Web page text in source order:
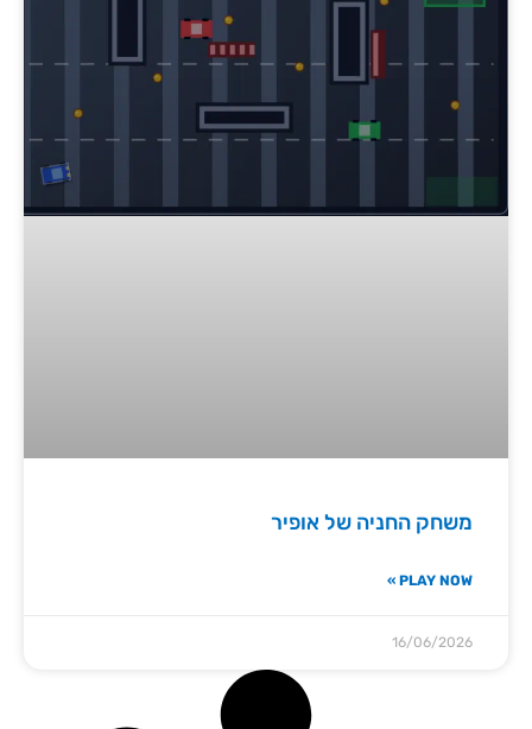
משחק החניה של אופיר
PLAY NOW »
16/06/2026